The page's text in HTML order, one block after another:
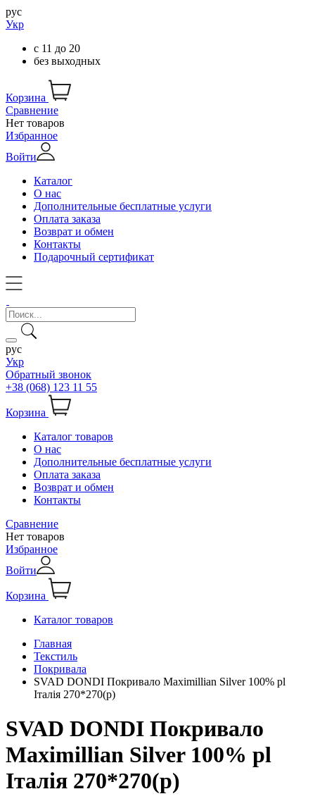
рус
Укр
с 11 до 20
без выходных
Корзина
Сравнение
Нет товаров
Избранное
Войти
Каталог
О нас
Дополнительные бесплатные услуги
Оплата заказа
Возврат и обмен
Контакты
Подарочный сертификат
рус
Укр
Обратный звонок
+38 (068) 123 11 55
Корзина
Каталог товаров
О нас
Дополнительные бесплатные услуги
Оплата заказа
Возврат и обмен
Контакты
Сравнение
Нет товаров
Избранное
Войти
Корзина
Каталог товаров
Главная
Текстиль
Покривала
SVAD DONDI Покривало Maximillian Silver 100% pl
Італія 270*270(р)
SVAD DONDI Покривало
Maximillian Silver 100% pl
Італія 270*270(р)